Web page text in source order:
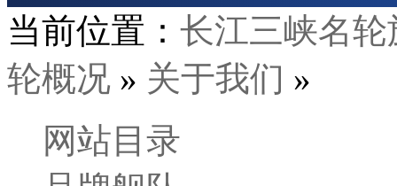
商务合作
诚聘英才
当前位置： 长江三峡名
轮概况 » 关于我们 »
网站目录